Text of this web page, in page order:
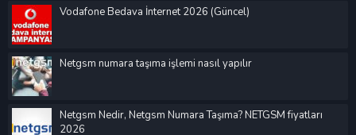
Vodafone Bedava İnternet 2026 (Güncel)
Netgsm numara taşıma işlemi nasıl yapılır
Netgsm Nedir, Netgsm Numara Taşıma? NETGSM fiyatları
2026